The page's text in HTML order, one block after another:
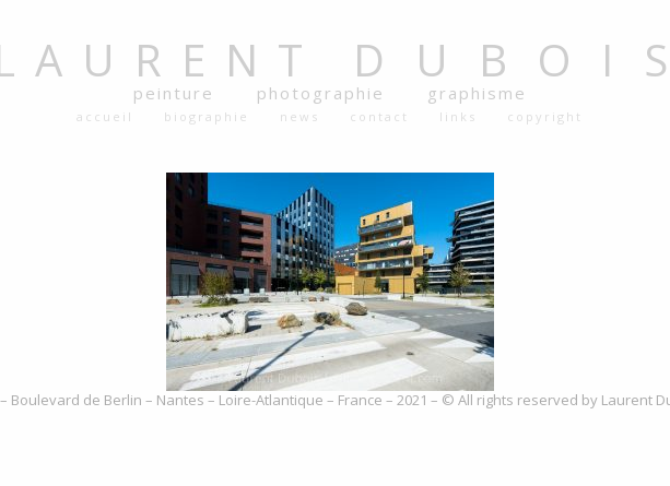
DUBOIS
peinture photographie graphisme
accueil biographie news contact links copyright
Boulevard de Berlin – Nantes – Loire-Atlantique – France – 2021 – © All rights reserved by Laurent